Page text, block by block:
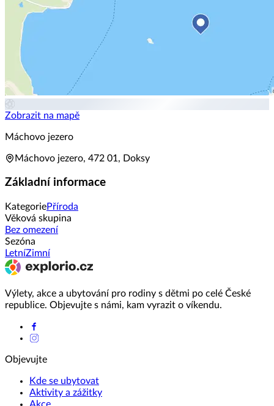
Zobrazit na mapě
Máchovo jezero
Máchovo jezero, 472 01, Doksy
Základní informace
KategoriePříroda
Věková skupina
Bez omezení
Sezóna
LetníZimní
Výlety, akce a ubytování pro rodiny s dětmi po celé České
republice. Objevujte s námi, kam vyrazit o víkendu.
Objevujte
Kde se ubytovat
Aktivity a zážitky